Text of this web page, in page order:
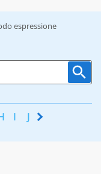
espressione
I J K